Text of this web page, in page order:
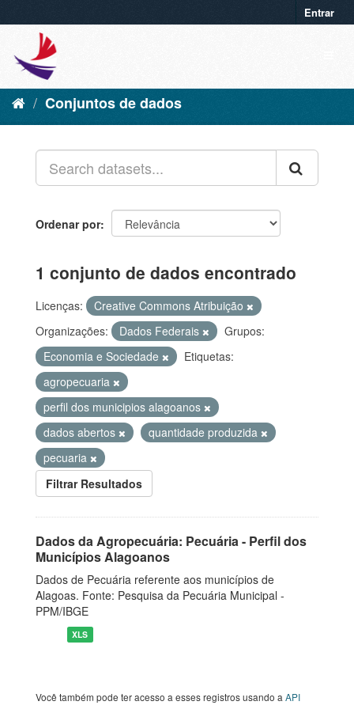
Entrar
Conjuntos de dados
Ordenar por
1 conjunto de dados encontrado
Licenças:
Creative Commons Atribuição
Organizações:
Dados Federais
Grupos:
Economia e Sociedade
Etiquetas:
agropecuaria
perfil dos municipios alagoanos
dados abertos
quantidade produzida
pecuaria
Filtrar Resultados
Dados da Agropecuária: Pecuária - Perfil dos
Municípios Alagoanos
Dados de Pecuária referente aos municípios de
Alagoas. Fonte: Pesquisa da Pecuária Municipal -
PPM/IBGE
XLS
Você também pode ter acesso a esses registros usando a API